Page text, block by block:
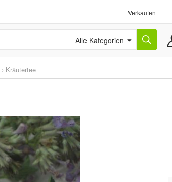
Verkaufen
Alle Kategorien
› Kräutertee